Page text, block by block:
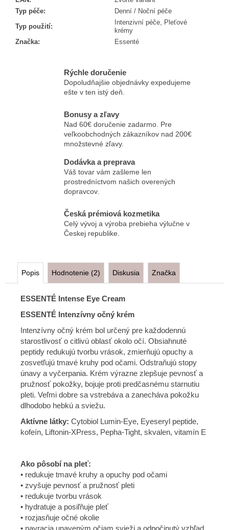
Typ péče:
Denní / Noční péče
Typ použití:
Intenzivní péče, Pleťové
krémy
Značka: Essenté
Rýchle doručenie
Dopoludňajšie objednávky expedujeme
ešte v ten istý deň.
Bonusy a zľavy
Nad 60€ doručenie zadarmo. Pre
veľkoobchodných zákazníkov nad 200€
množstevné zľavy.
Dodávka a preprava
Váš tovar vám zašleme len
prostredníctvom našich overených
dopravcov.
Česká prémiová kozmetika
Celý vývoj a výroba prebieha výlučne v
Českej republike.
Popis Hodnotenie (2) Diskusia Značka
ESSENTÉ Intense Eye Cream
ESSENTÉ Intenzívny očný krém
Intenzívny očný krém bol určený pre každodennú
starostlivosť o citlivú oblasť okolo očí. Obsiahnuté
peptidy redukujú tvorbu vrások, zmierňujú opuchy a
zosvetľujú tmavé kruhy pod očami. Odstraňujú stopy
únavy a vyčerpania. Krém výrazne zlepšuje pevnosť a
pružnosť pokožky, bojuje proti predčasnému starnutiu
pleti. Veľmi dobre sa vstrebáva a zanecháva pokožku
dlhodobo hebkú a sviežu.
Aktívne látky: Cytobiol Lumin-Eye, Eyeseryl peptide,
kofeín, Liftonin-XPress, Pepha-Tight, skvalen, vitamín E
Ako pôsobí na pleť:
• redukuje tmavé kruhy a opuchy pod očami
• zvyšuje pevnosť a pružnosť pleti
• redukuje tvorbu vrások
• hydratuje a posiľňuje pleť
• rozjasňuje očné okolie
• navracia unaveným očiam svieži a odpočinutý vzhľad